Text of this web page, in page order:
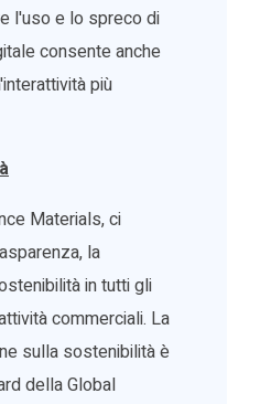
l'uso e lo spreco di
consente anche
più
Materials, ci
la
in tutti gli
commerciali. La
sulla sostenibilità è
della Global